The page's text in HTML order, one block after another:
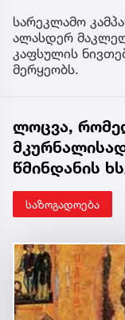
სარეკლამო
ალასდერ
კაფსულის
მერყეობს.
ლოცვა,
წმინდანის
საზოგადოება